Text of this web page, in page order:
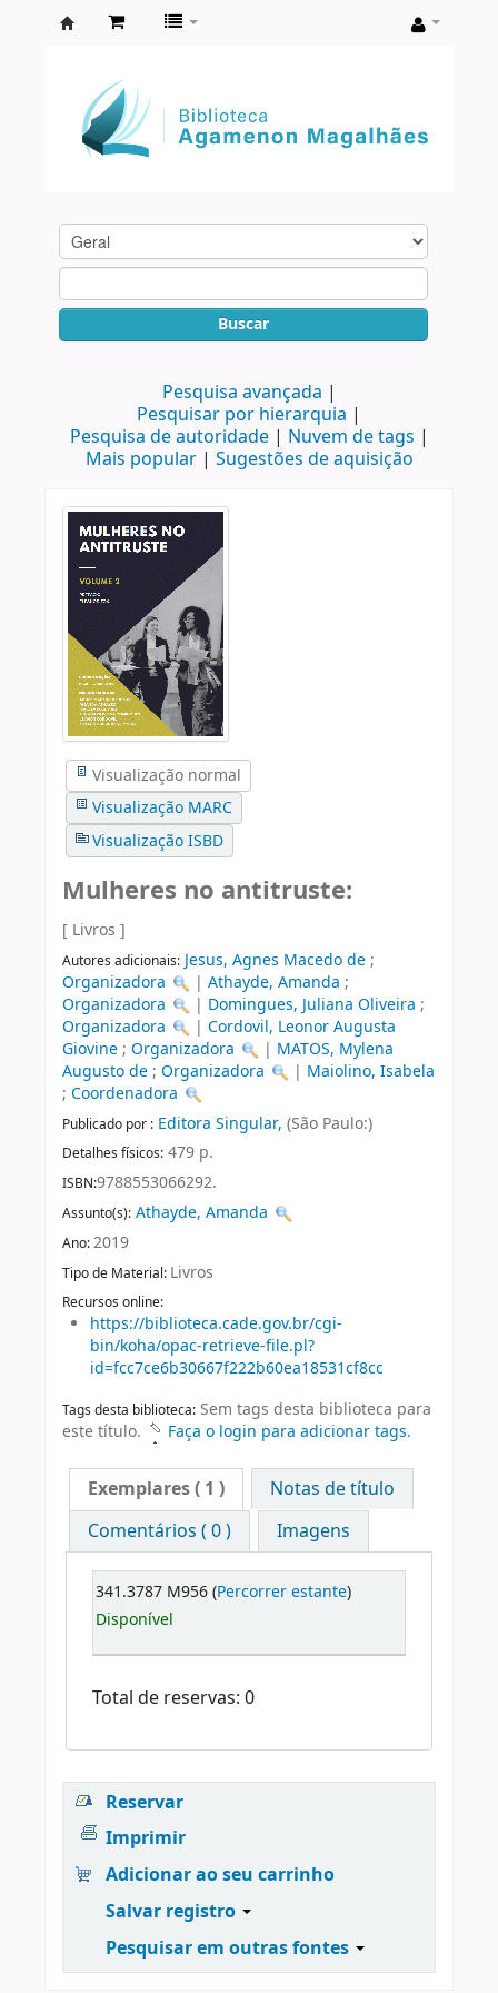
Agamenon
Magalhães
Buscar
Pesquisa avançada
Pesquisar por hierarquia
Pesquisa de autoridade
Nuvem de tags
Mais popular
Sugestões de aquisição
Visualização normal
Visualização MARC
Visualização ISBD
Mulheres no antitruste:
[ Livros ]
Autores adicionais: Jesus, Agnes Macedo de;
Organizadora
|Athayde, Amanda ;
Organizadora
| Domingues, Juliana Oliveira ;
Organizadora
|Cordovil, Leonor Augusta
Giovine; Organizadora | MATOS, Mylena
Augusto de; Organizadora | Maiolino, Isabela
; Coordenadora
Publicado por : Editora Singular, (São Paulo:)
Detalhes físicos: 479 p.
ISBN:9788553066292.
Assunto(s): Athayde, Amanda
Ano:2019
Tipo de Material: Livros
Recursos online:
https://biblioteca.cade.gov.br/cgi-
bin/koha/opac-retrieve-file.pl?
id=fcc7ce6b30667f222b60ea18531cf8cc
Tags desta biblioteca: Sem tags desta biblioteca para
este título.
Faça o login para adicionar tags.
Exemplares( 1 )
Notas de título
Comentários ( 0 )
Imagens
341.3787 M956 (Percorrer estante)
Disponível
Total de reservas: 0
Reservar
Imprimir
Adicionar ao seu carrinho
Salvar registro
Pesquisar em outras fontes